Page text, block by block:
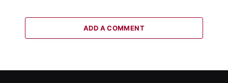
ADD A COMMENT